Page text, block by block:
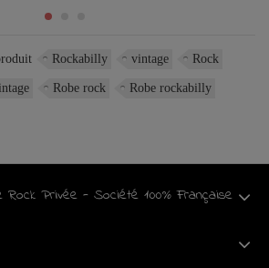
Rockabilly vintage Rock
Robe rock Robe rockabilly
Rock Privée - Société 100% Française